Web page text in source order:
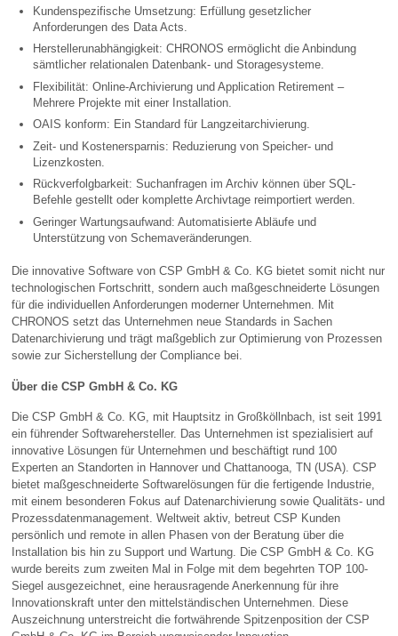
Kundenspezifische Umsetzung: Erfüllung gesetzlicher
Anforderungen des Data Acts.
Herstellerunabhängigkeit: CHRONOS ermöglicht die Anbindung
sämtlicher relationalen Datenbank- und Storagesysteme.
Flexibilität: Online-Archivierung und Application Retirement –
Mehrere Projekte mit einer Installation.
OAIS konform: Ein Standard für Langzeitarchivierung.
Zeit- und Kostenersparnis: Reduzierung von Speicher- und
Lizenzkosten.
Rückverfolgbarkeit: Suchanfragen im Archiv können über SQL-
Befehle gestellt oder komplette Archivtage reimportiert werden.
Geringer Wartungsaufwand: Automatisierte Abläufe und
Unterstützung von Schemaveränderungen.
Die innovative Software von CSP GmbH & Co. KG bietet somit nicht nur
technologischen Fortschritt, sondern auch maßgeschneiderte Lösungen
für die individuellen Anforderungen moderner Unternehmen. Mit
CHRONOS setzt das Unternehmen neue Standards in Sachen
Datenarchivierung und trägt maßgeblich zur Optimierung von Prozessen
sowie zur Sicherstellung der Compliance bei.
Über die CSP GmbH & Co. KG
Die CSP GmbH & Co. KG, mit Hauptsitz in Großköllnbach, ist seit 1991
ein führender Softwarehersteller. Das Unternehmen ist spezialisiert auf
innovative Lösungen für Unternehmen und beschäftigt rund 100
Experten an Standorten in Hannover und Chattanooga, TN (USA). CSP
bietet maßgeschneiderte Softwarelösungen für die fertigende Industrie,
mit einem besonderen Fokus auf Datenarchivierung sowie Qualitäts- und
Prozessdatenmanagement. Weltweit aktiv, betreut CSP Kunden
persönlich und remote in allen Phasen von der Beratung über die
Installation bis hin zu Support und Wartung. Die CSP GmbH & Co. KG
wurde bereits zum zweiten Mal in Folge mit dem begehrten TOP 100-
Siegel ausgezeichnet, eine herausragende Anerkennung für ihre
Innovationskraft unter den mittelständischen Unternehmen. Diese
Auszeichnung unterstreicht die fortwährende Spitzenposition der CSP